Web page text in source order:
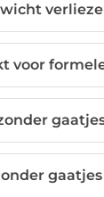
voor
gaatjes